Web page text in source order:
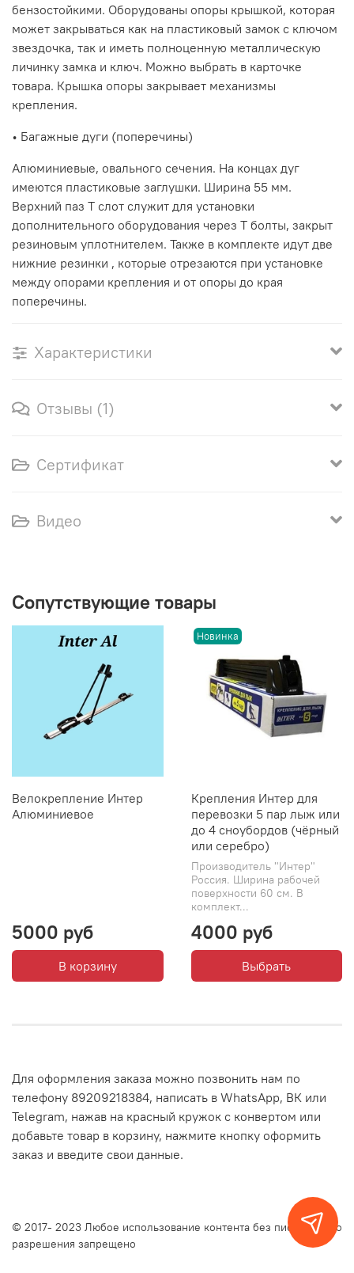
бензостойкими. Оборудованы опоры крышкой, которая
может закрываться как на пластиковый замок с ключом
звездочка, так и иметь полноценную металлическую
личинку замка и ключ. Можно выбрать в карточке
товара. Крышка опоры закрывает механизмы
крепления.
• Багажные дуги (поперечины)
Алюминиевые, овального сечения. На концах дуг
имеются пластиковые заглушки. Ширина 55 мм.
Верхний паз Т слот служит для установки
дополнительного оборудования через Т болты, закрыт
резиновым уплотнителем. Также в комплекте идут две
нижние резинки , которые отрезаются при установке
между опорами крепления и от опоры до края
поперечины.
Характеристики
Отзывы (1)
Сертификат
Видео
Сопутствующие товары
Велокрепление Интер
Алюминиевое
5000 руб
В корзину
Новинка
Крепления Интер для
перевозки 5 пар лыж или
до 4 сноубордов (чёрный
или серебро)
Производитель "Интер"
Россия. Ширина рабочей
поверхности 60 см. В
комплект...
4000 руб
Выбрать
Для оформления заказа можно позвонить нам по
телефону 89209218384, написать в WhatsApp, ВК или
Telegram, нажав на красный кружок с конвертом или
добавьте товар в корзину, нажмите кнопку оформить
заказ и введите свои данные.
© 2017- 2023 Любое использование контента без письменного
разрешения запрещено